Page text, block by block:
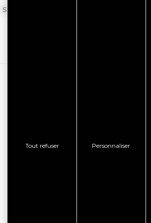
Tout refuser Personnaliser